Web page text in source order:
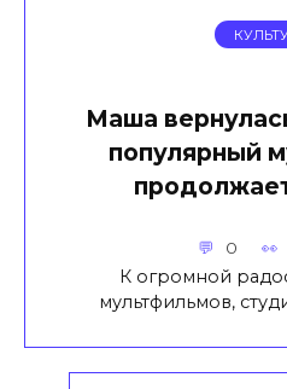
Маша
популярный
0
К огромной
мультфильмов,